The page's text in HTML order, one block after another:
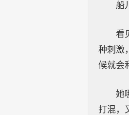
船
看
种刺激
候就会
她
打混，